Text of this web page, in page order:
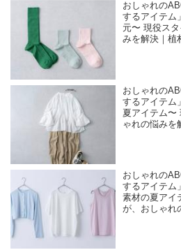
おしゃれの
するアイテム
元〜 現役ス
みを解決｜植
おしゃれの
するアイテム
夏アイテム〜
ゃれの悩みを
おしゃれの
するアイテム
素材の夏アイ
が、おしゃれ